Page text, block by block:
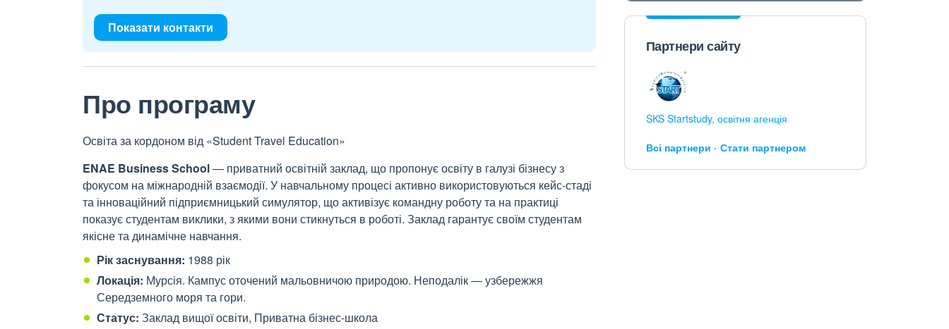
Показати контакти
Про програму
Освіта за кордоном від «Student Travel Education»
ENAE Business School— приватний освітній заклад, що пропонує освіту в галузі бізнесу з
фокусом на міжнародній взаємодії. У навчальному процесі активно використовуються кейс-стаді
та інноваційний підприємницький симулятор, що активізує командну роботу та на практиці
показує студентам виклики, з якими вони стикнуться в роботі. Заклад гарантує своїм студентам
якісне та динамічне навчання.
Рік заснування: 1988 рік
Локація: Мурсія. Кампус оточений мальовничою природою. Неподалік — узбережжя
Середземного моря та гори.
Статус: Заклад вищої освіти, Приватна бізнес-школа
Партнери сайту
SKS Startstudy, освітня агенція
Всі партнери Стати партнером